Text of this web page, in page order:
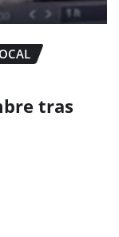
tras